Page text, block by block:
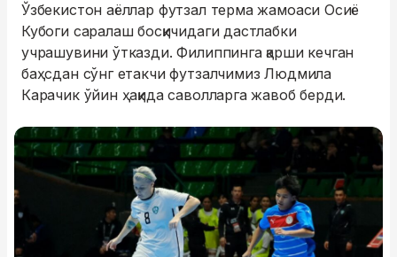
Ўзбекистон аёллар футзал терма жамоаси Осиё
Кубоги саралаш босқичидаги дастлабки
учрашувини ўтказди. Филиппинга қарши кечган
баҳсдан сўнг етакчи футзалчимиз Людмила
Карачик ўйин ҳақида саволларга жавоб берди.